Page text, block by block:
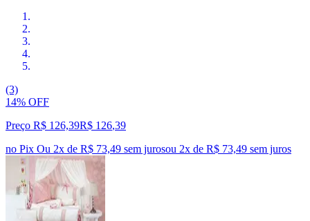
(3)
14% OFF
Preço R$ 126,39R$ 126,39
no Pix Ou 2x de R$ 73,49 sem jurosou 2x de R$ 73,49 sem juros